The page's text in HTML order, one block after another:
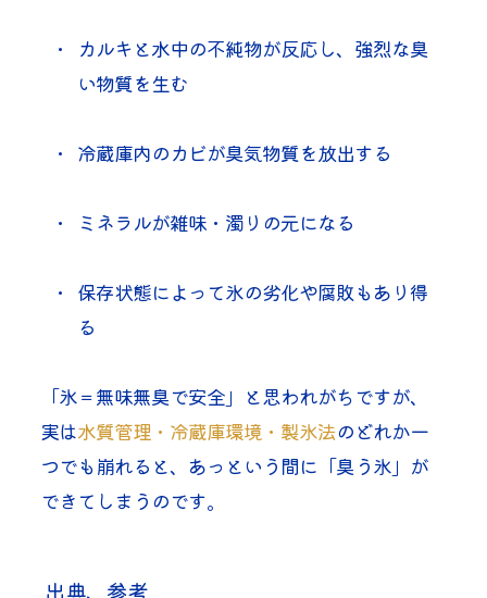
カルキと水中の不純物が反応し、強烈な臭
い物質を生む
冷蔵庫内のカビが臭気物質を放出する
ミネラルが雑味・濁りの元になる
保存状態によって氷の劣化や腐敗もあり得
る
「氷＝無味無臭で安全」と思われがちですが、
実は水質管理・冷蔵庫環境・製氷法のどれか一
つでも崩れると、あっという間に「臭う氷」が
できてしまうのです。
出典、参考